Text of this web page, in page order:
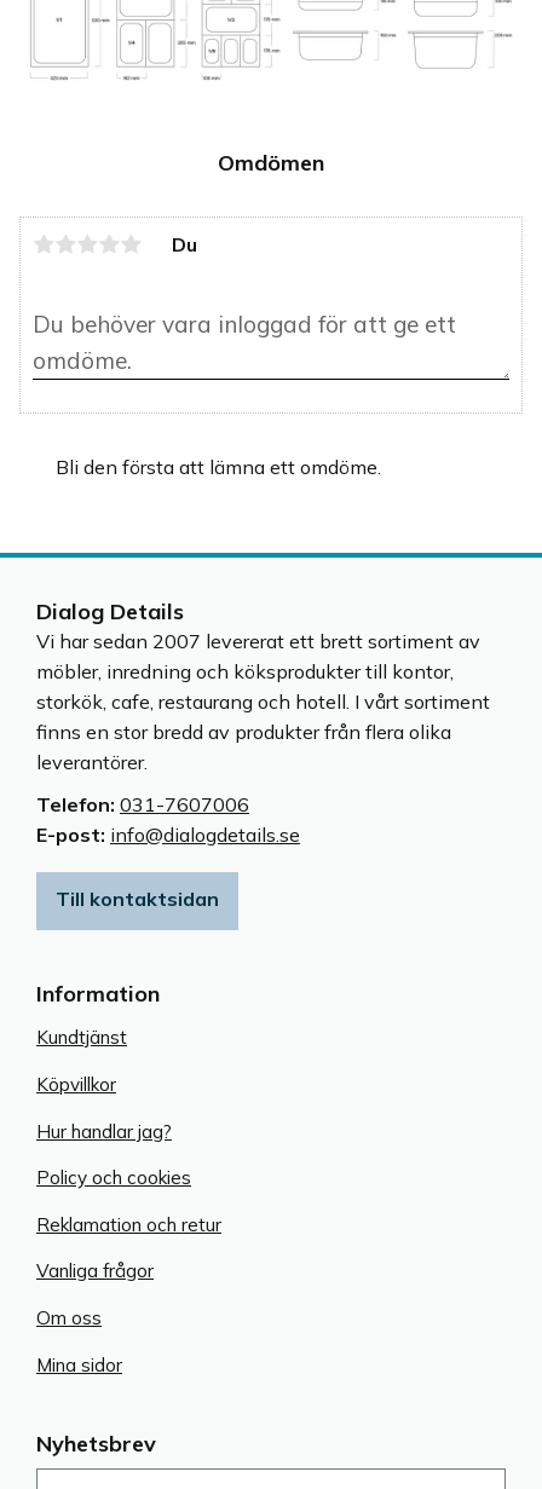
Omdömen
Du
Bli den första att lämna ett omdöme.
Nyhetsbrev
Information
Kundtjänst
Köpvillkor
Hur handlar jag?
Policy och cookies
Reklamation och retur
Vanliga frågor
Om oss
Mina sidor
Dialog Details
Vi har sedan 2007 levererat ett brett sortiment av
möbler, inredning och köksprodukter till kontor,
storkök, cafe, restaurang och hotell. I vårt sortiment
finns en stor bredd av produkter från flera olika
leverantörer.
Telefon: 031-7607006
E-post: info@dialogdetails.se
Till kontaktsidan